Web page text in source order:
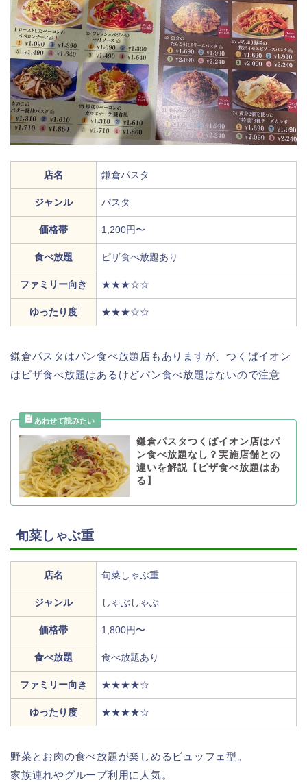
店名 鎌倉パスタ
ジャンル パスタ
価格帯 1,200円〜
食べ放題 ピザ食べ放題あり
ファミリー向き ★★★☆☆
ゆったり度 ★★★☆☆
鎌倉パスタはパン食べ放題店もありますが、つくばイオン
はピザ食べ放題はあるけどパン食べ放題はないので注意
鎌倉パスタつくばイオン店はパ
ン食べ放題なし？実施店舗との
違いを解説【ピザ食べ放題はあ
る】
旬菜しゃぶ重
店名 旬菜しゃぶ重
ジャンル しゃぶしゃぶ
価格帯 1,800円〜
食べ放題 食べ放題あり
ファミリー向き ★★★★☆
ゆったり度 ★★★★☆
野菜とお肉の食べ放題が楽しめるビュッフェ型。
家族連れやグループ利用に人気。